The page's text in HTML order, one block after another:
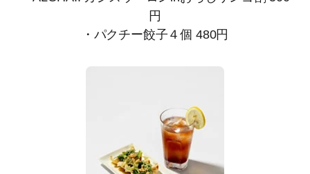
円
・パクチー餃子４個 480円